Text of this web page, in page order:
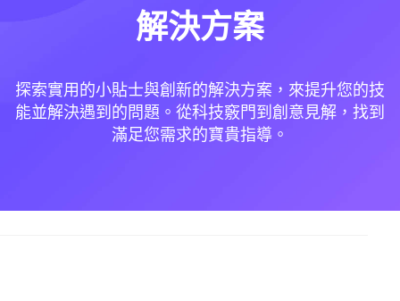
解決方案
探索實用的小貼士與創新的解決方案，來提升您的技
能並解決遇到的問題。從科技竅門到創意見解，找到
滿足您需求的寶貴指導。